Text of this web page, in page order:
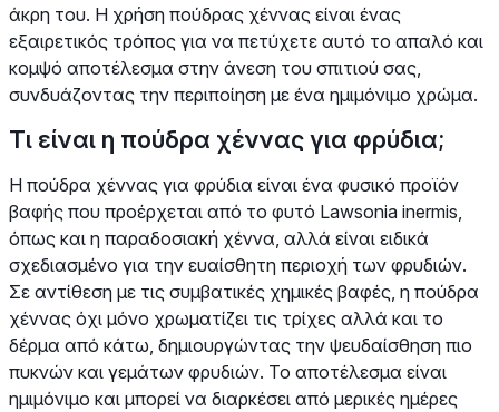
άκρη του. Η χρήση πούδρας χέννας είναι ένας
εξαιρετικός τρόπος για να πετύχετε αυτό το απαλό και
κομψό αποτέλεσμα στην άνεση του σπιτιού σας,
συνδυάζοντας την περιποίηση με ένα ημιμόνιμο χρώμα.
Τι είναι η πούδρα χέννας για φρύδια;
Η πούδρα χέννας για φρύδια είναι ένα φυσικό προϊόν
βαφής που προέρχεται από το φυτό Lawsonia inermis,
όπως και η παραδοσιακή χέννα, αλλά είναι ειδικά
σχεδιασμένο για την ευαίσθητη περιοχή των φρυδιών.
Σε αντίθεση με τις συμβατικές χημικές βαφές, η πούδρα
χέννας όχι μόνο χρωματίζει τις τρίχες αλλά και το
δέρμα από κάτω, δημιουργώντας την ψευδαίσθηση πιο
πυκνών και γεμάτων φρυδιών. Το αποτέλεσμα είναι
ημιμόνιμο και μπορεί να διαρκέσει από μερικές ημέρες